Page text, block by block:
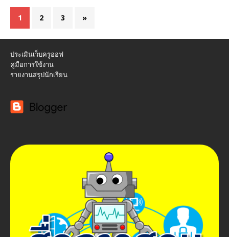
1 2 3 »
ประเมินเว็บครูออฟ
คู่มือการใช้งาน
รายงานสรุปนักเรียน